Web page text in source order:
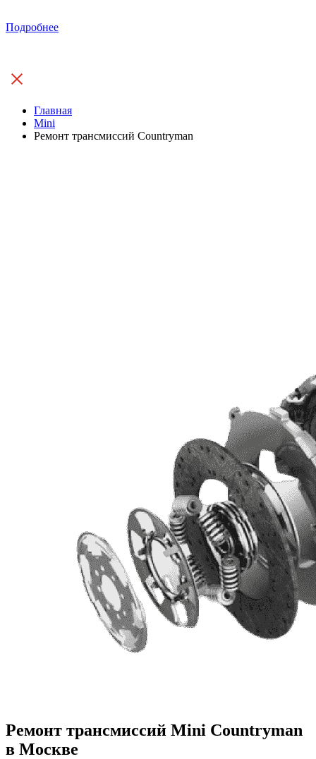
Подробнее
Главная
Mini
Ремонт трансмиссий Countryman
Ремонт трансмиссий Mini Countryman
в Москве